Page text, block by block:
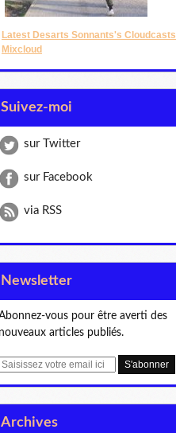
Latest Desarts Sonnants's Cloudcasts
Mixcloud
Suivez-moi
sur Twitter
sur Facebook
via RSS
Newsletter
vous pour être averti des
nouveaux articles publiés.
E
Archives